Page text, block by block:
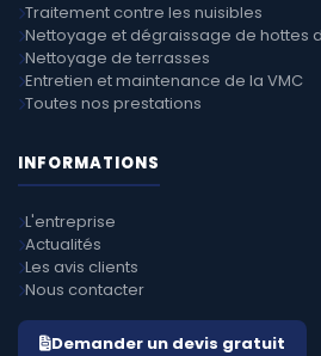
Traitement contre les nuisibles
Nettoyage et dégraissage de hottes
Nettoyage de terrasses
Entretien et maintenance de la VMC
Toutes nos prestations
INFORMATIONS
L'entreprise
Actualités
Les avis clients
Nous contacter
Demander un devis gratuit